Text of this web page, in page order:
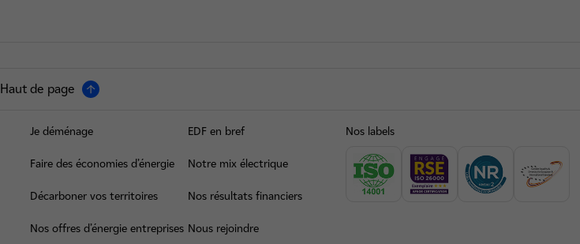
Haut de page
Je déménage
Faire des économies d’énergie
Décarboner vos territoires
Nos offres d’énergie entreprises
EDF en bref
Notre mix électrique
Nos résultats financiers
Nous rejoindre
Nos labels